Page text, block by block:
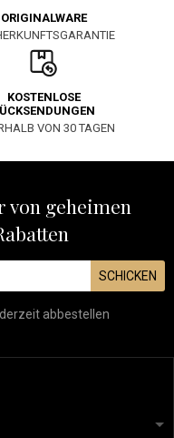
ORIGINALWARE
KOSTENLOSE
VON 30 TAGEN
von geheimen
SCHICKEN
abbestellen